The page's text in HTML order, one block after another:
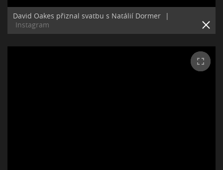
David Oakes přiznal svatbu s Natálií Dormer
|
Instagram